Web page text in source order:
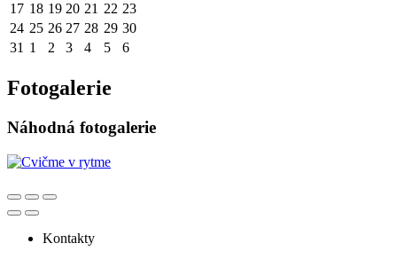
17 18 19 20 21 22 23
24 25 26 27 28 29 30
31 1 2 3 4 5 6
Fotogalerie
Náhodná fotogalerie
Kontakty